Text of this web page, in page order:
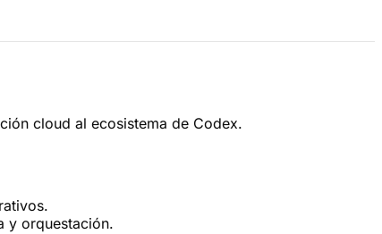
cloud al ecosistema de Codex.
y orquestación.